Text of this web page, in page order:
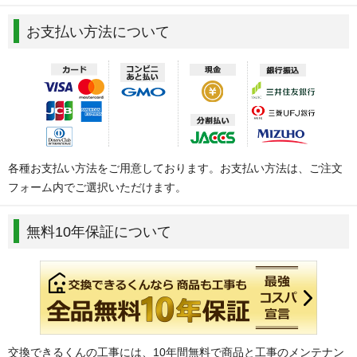
お支払い方法について
各種お支払い方法をご用意しております。お支払い方法は、ご注文
フォーム内でご選択いただけます。
無料10年保証について
交換できるくんの工事には、10年間無料で商品と工事のメンテナン